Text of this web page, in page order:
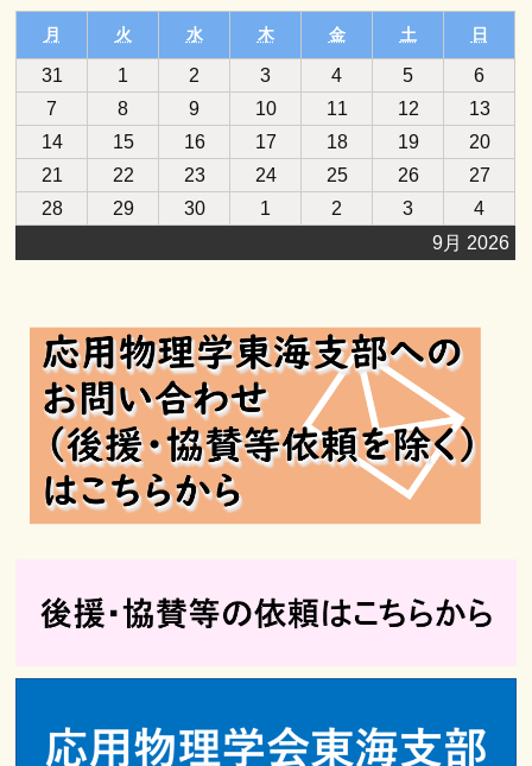
9月 2026
月 火火曜日 水水曜日 木木曜日 金金曜日 土土曜日 日
31
年
月
31
日
1
年
月
1
日
2
年
月
2
日
32026
年
9
月
3
日
42026
年
9
月
4
日
52026
年
9
月
5
日
62026
年
9
月
6
日
7
年
9
月
7
日
82026
年
9
月
8
日
92026
年
9
月
9
日
102026
年
月
10
日
11
年
9
月
11
日
122026
年
9
月
12
日
132026
年
9
月
13
日
142026
年
9
月
14
152026
年
9
月
15
162026
年
9
月
16
172026
年
9
17
182026
年
9
18
192026
年
9
19
日
202026
年
20
日
21
年
9
21
222026
年
9
22
232026
年
9
23
242026
年
24
252026
年
25
262026
年
月
26
272026
年
月
27
282026
年
292026
年
302026
年
1
年
2
年
32026
年
10
42026
年
10